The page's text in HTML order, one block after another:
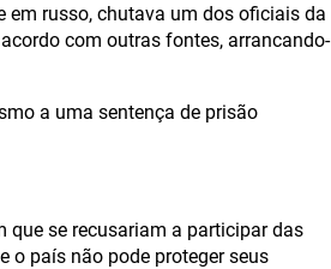
em russo, chutava um dos oficiais da
com outras fontes, arrancando-
a uma sentença de prisão
que se recusariam a participar das
o país não pode proteger seus